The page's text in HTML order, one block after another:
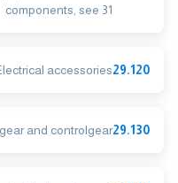
components, see 31
29.120
accessories
29.130
and controlgear